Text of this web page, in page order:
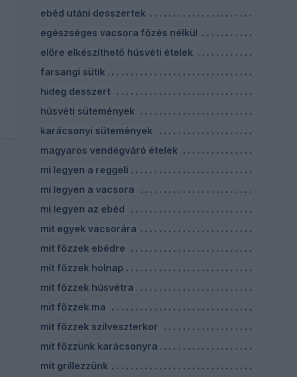
ebéd utáni desszertek
egészséges vacsora főzés nélkül
előre elkészíthető húsvéti ételek
farsangi sütik
hideg desszert
húsvéti sütemények
karácsonyi sütemények
magyaros vendégváró ételek
mi legyen a reggeli
mi legyen a vacsora
mi legyen az ebéd
mit egyek vacsorára
mit főzzek ebédre
mit főzzek holnap
mit főzzek húsvétra
mit főzzek ma
mit főzzek szilveszterkor
mit főzzünk karácsonyra
mit grillezzünk